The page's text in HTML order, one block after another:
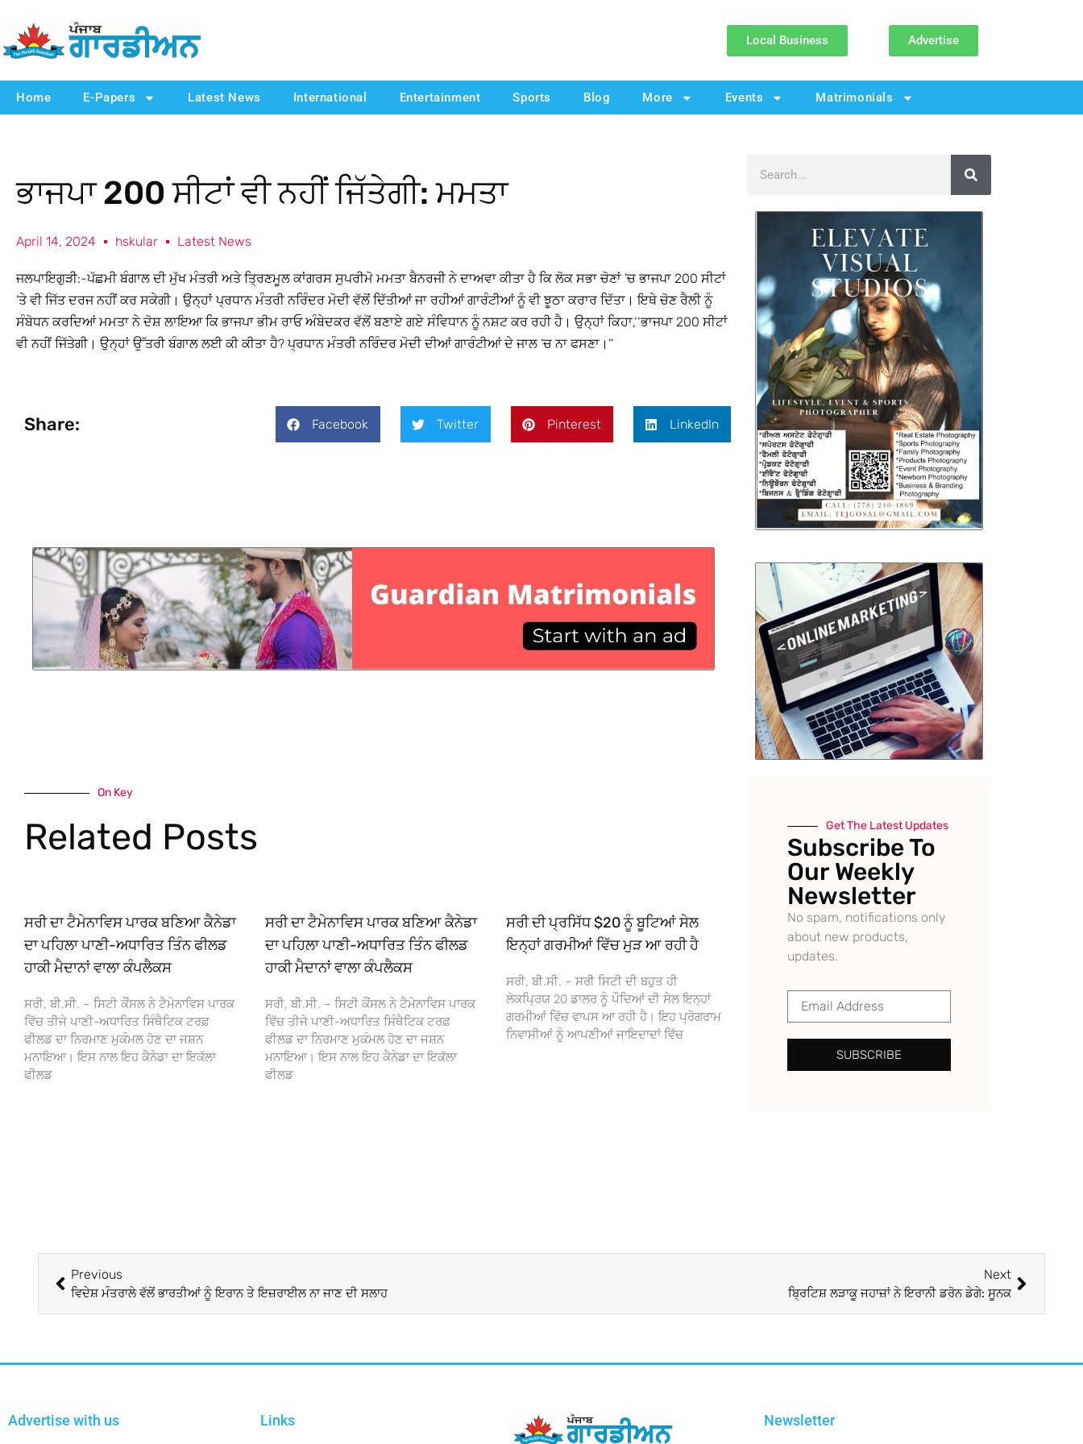
Local Business Advertise
Home E-Papers Latest News International Entertainment Sports Blog More Events Matrimonials
ਭਾਜਪਾ 200 ਸੀਟਾਂ ਵੀ ਨਹੀਂ ਜਿੱਤੇਗੀ: ਮਮਤਾ
April 14, 2024 hskular Latest News
ਜਲਪਾਇਗੁੜੀ:-ਪੱਛਮੀ ਬੰਗਾਲ ਦੀ ਮੁੱਖ ਮੰਤਰੀ ਅਤੇ ਤ੍ਰਿਣਮੂਲ ਕਾਂਗਰਸ ਸੁਪਰੀਮੋ ਮਮਤਾ ਬੈਨਰਜੀ ਨੇ ਦਾਅਵਾ ਕੀਤਾ ਹੈ ਕਿ ਲੋਕ ਸਭਾ ਚੋਣਾਂ ’ਚ ਭਾਜਪਾ 200 ਸੀਟਾਂ
’ਤੇ ਵੀ ਜਿੱਤ ਦਰਜ ਨਹੀਂ ਕਰ ਸਕੇਗੀ। ਉਨ੍ਹਾਂ ਪ੍ਰਧਾਨ ਮੰਤਰੀ ਨਰਿੰਦਰ ਮੋਦੀ ਵੱਲੋਂ ਦਿੱਤੀਆਂ ਜਾ ਰਹੀਆਂ ਗਾਰੰਟੀਆਂ ਨੂੰ ਵੀ ਝੂਠਾ ਕਰਾਰ ਦਿੱਤਾ। ਇਥੇ ਚੋਣ ਰੈਲੀ ਨੂੰ
ਸੰਬੋਧਨ ਕਰਦਿਆਂ ਮਮਤਾ ਨੇ ਦੋਸ਼ ਲਾਇਆ ਕਿ ਭਾਜਪਾ ਭੀਮ ਰਾਓ ਅੰਬੇਦਕਰ ਵੱਲੋਂ ਬਣਾਏ ਗਏ ਸੰਵਿਧਾਨ ਨੂੰ ਨਸ਼ਟ ਕਰ ਰਹੀ ਹੈ। ਉਨ੍ਹਾਂ ਕਿਹਾ,‘‘ਭਾਜਪਾ 200 ਸੀਟਾਂ
ਵੀ ਨਹੀਂ ਜਿੱਤੇਗੀ। ਉਨ੍ਹਾਂ ਉੱਤਰੀ ਬੰਗਾਲ ਲਈ ਕੀ ਕੀਤਾ ਹੈ? ਪ੍ਰਧਾਨ ਮੰਤਰੀ ਨਰਿੰਦਰ ਮੋਦੀ ਦੀਆਂ ਗਾਰੰਟੀਆਂ ਦੇ ਜਾਲ ’ਚ ਨਾ ਫਸਣਾ।’’
Share: Facebook Twitter Pinterest LinkedIn
On Key
Related Posts
ਸਰੀ ਦਾ ਟੈਮੇਨਾਵਿਸ ਪਾਰਕ ਬਣਿਆ ਕੈਨੇਡਾ
ਦਾ ਪਹਿਲਾ ਪਾਣੀ-ਅਧਾਰਿਤ ਤਿੰਨ ਫੀਲਡ
ਹਾਕੀ ਮੈਦਾਨਾਂ ਵਾਲਾ ਕੰਪਲੈਕਸ
ਸਰੀ, ਬੀ.ਸੀ. – ਸਿਟੀ ਕੌਂਸਲ ਨੇ ਟੈਮੇਨਾਵਿਸ ਪਾਰਕ
ਵਿੱਚ ਤੀਜੇ ਪਾਣੀ-ਅਧਾਰਿਤ ਸਿੰਥੈਟਿਕ ਟਰਫ਼
ਫੀਲਡ ਦਾ ਨਿਰਮਾਣ ਮੁਕੰਮਲ ਹੋਣ ਦਾ ਜਸ਼ਨ
ਮਨਾਇਆ। ਇਸ ਨਾਲ ਇਹ ਕੈਨੇਡਾ ਦਾ ਇਕੱਲਾ
ਫੀਲਡ
ਸਰੀ ਦਾ ਟੈਮੇਨਾਵਿਸ ਪਾਰਕ ਬਣਿਆ ਕੈਨੇਡਾ
ਦਾ ਪਹਿਲਾ ਪਾਣੀ-ਅਧਾਰਿਤ ਤਿੰਨ ਫੀਲਡ
ਹਾਕੀ ਮੈਦਾਨਾਂ ਵਾਲਾ ਕੰਪਲੈਕਸ
ਸਰੀ, ਬੀ.ਸੀ. – ਸਿਟੀ ਕੌਂਸਲ ਨੇ ਟੈਮੇਨਾਵਿਸ ਪਾਰਕ
ਵਿੱਚ ਤੀਜੇ ਪਾਣੀ-ਅਧਾਰਿਤ ਸਿੰਥੈਟਿਕ ਟਰਫ਼
ਫੀਲਡ ਦਾ ਨਿਰਮਾਣ ਮੁਕੰਮਲ ਹੋਣ ਦਾ ਜਸ਼ਨ
ਮਨਾਇਆ। ਇਸ ਨਾਲ ਇਹ ਕੈਨੇਡਾ ਦਾ ਇਕੱਲਾ
ਫੀਲਡ
ਸਰੀ ਦੀ ਪ੍ਰਸਿੱਧ $20 ਨੂੰ ਬੂਟਿਆਂ ਸੇਲ
ਇਨ੍ਹਾਂ ਗਰਮੀਆਂ ਵਿੱਚ ਮੁੜ ਆ ਰਹੀ ਹੈ
ਸਰੀ, ਬੀ.ਸੀ. – ਸਰੀ ਸਿਟੀ ਦੀ ਬਹੁਤ ਹੀ
ਲੋਕਪ੍ਰਿਯ 20 ਡਾਲਰ ਨੂੰ ਪੌਦਿਆਂ ਦੀ ਸੇਲ ਇਨ੍ਹਾਂ
ਗਰਮੀਆਂ ਵਿੱਚ ਵਾਪਸ ਆ ਰਹੀ ਹੈ। ਇਹ ਪ੍ਰੋਗਰਾਮ
ਨਿਵਾਸੀਆਂ ਨੂੰ ਆਪਣੀਆਂ ਜਾਇਦਾਦਾਂ ਵਿੱਚ
Get The Latest Updates
Subscribe To
Our Weekly
Newsletter
No spam, notifications only
about new products,
updates.
SUBSCRIBE
Previous
ਵਿਦੇਸ਼ ਮੰਤਰਾਲੇ ਵੱਲੋਂ ਭਾਰਤੀਆਂ ਨੂੰ ਇਰਾਨ ਤੇ ਇਜ਼ਰਾਈਲ ਨਾ ਜਾਣ ਦੀ ਸਲਾਹ
Next
ਬ੍ਰਿਟਿਸ਼ ਲੜਾਕੂ ਜਹਾਜ਼ਾਂ ਨੇ ਇਰਾਨੀ ਡਰੋਨ ਡੇਗੇ: ਸੂਨਕ
Advertise with us Links Newsletter